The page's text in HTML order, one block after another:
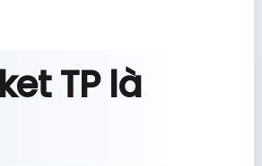
TP là